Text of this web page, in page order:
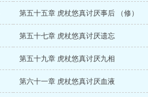
第五十五章 虎杖悠真讨厌事后 （修）
第五十七章 虎杖悠真讨厌遗忘
第五十九章 虎杖悠真讨厌九相
第六十一章 虎杖悠真讨厌血液